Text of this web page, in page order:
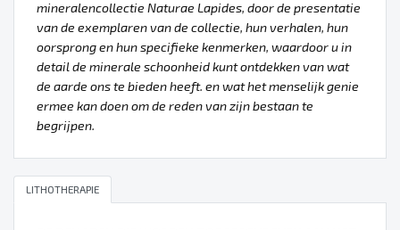
mineralencollectie Naturae Lapides, door de presentatie
van de exemplaren van de collectie, hun verhalen, hun
oorsprong en hun specifieke kenmerken, waardoor u in
detail de minerale schoonheid kunt ontdekken van wat
de aarde ons te bieden heeft. en wat het menselijk genie
ermee kan doen om de reden van zijn bestaan te
begrijpen.
LITHOTHERAPIE